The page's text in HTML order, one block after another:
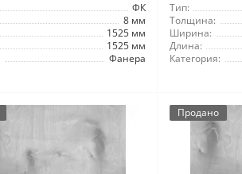
ФК
8 мм
1525 мм
1525 мм
Фанера
Тип:
Толщина:
Ширина:
Длина:
Категория:
Продано